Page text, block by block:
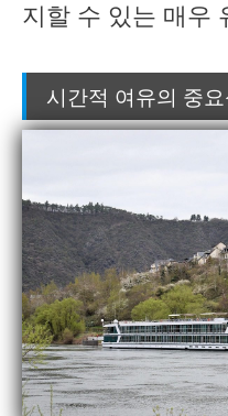
지할 수 있는 매우
시간적 여유의 중요